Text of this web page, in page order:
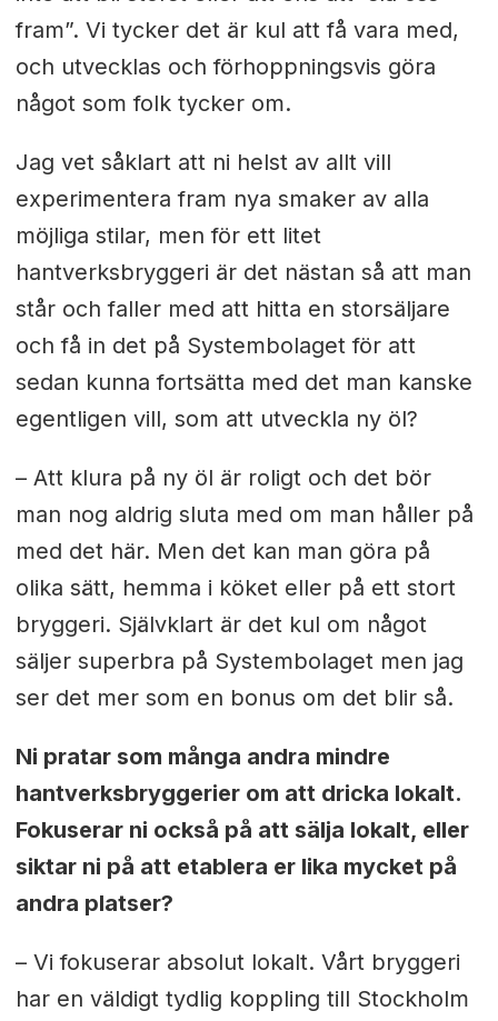
fram”. Vi tycker det är kul att få vara med,
och utvecklas och förhoppningsvis göra
något som folk tycker om.
Jag vet såklart att ni helst av allt vill
experimentera fram nya smaker av alla
möjliga stilar, men för ett litet
hantverksbryggeri är det nästan så att man
står och faller med att hitta en storsäljare
och få in det på Systembolaget för att
sedan kunna fortsätta med det man kanske
egentligen vill, som att utveckla ny öl?
– Att klura på ny öl är roligt och det bör
man nog aldrig sluta med om man håller på
med det här. Men det kan man göra på
olika sätt, hemma i köket eller på ett stort
bryggeri. Självklart är det kul om något
säljer superbra på Systembolaget men jag
ser det mer som en bonus om det blir så.
Ni pratar som många andra mindre
hantverksbryggerier om att dricka lokalt.
Fokuserar ni också på att sälja lokalt, eller
siktar ni på att etablera er lika mycket på
andra platser?
– Vi fokuserar absolut lokalt. Vårt bryggeri
har en väldigt tydlig koppling till Stockholm